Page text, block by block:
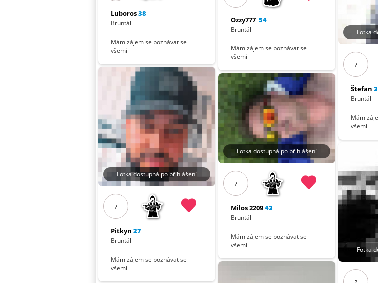
Luboros38
Bruntál
Mám zájem se poznávat se
všemi
Fotka dostupná po přihlášení
?
Pitkyn 27
Bruntál
Mám zájem se poznávat se
všemi
Ozzy777 54
Bruntál
Mám zájem se poznávat se
všemi
Fotka dostupná po přihlášení
?
Milos 220943
Bruntál
Mám zájem se poznávat se
všemi
Fotka
?
Štefan
Bruntál
Mám
všemi
Fotka